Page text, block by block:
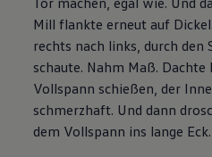
Mill flankte erneut auf
rechts nach links, durch den
schaute. Nahm Maß. Dachte
Vollspann schießen, der
schmerzhaft. Und dann
dem Vollspann ins lange Eck.